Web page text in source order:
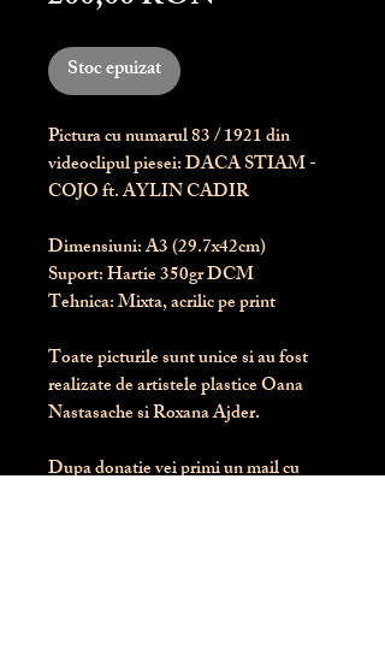
Stoc epuizat
Pictura cu numarul83/ 1921 din
videoclipul piesei: DACA STIAM -
COJO ft. AYLIN CADIR
Dimensiuni: A3 (29.7x42cm)
Suport: Hartie 350gr DCM
Tehnica: Mixta, acrilic pe print
Toate picturile sunt unice si au fost
realizate de artistele plastice Oana
Nastasache si Roxana Ajder.
Dupa donatie vei primi un mail cu